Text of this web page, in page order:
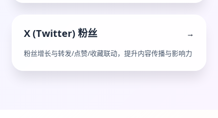
X (Twitter) 粉丝 →
粉丝增长与转发/点赞/收藏联动，提升内容传播与影响力